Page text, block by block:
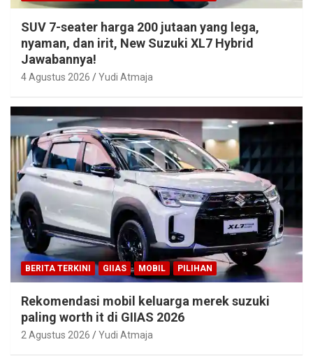
SUV 7-seater harga 200 jutaan yang lega,
nyaman, dan irit, New Suzuki XL7 Hybrid
Jawabannya!
4 Agustus 2026 Yudi Atmaja
BERITA TERKINI GIIAS MOBIL PILIHAN
Rekomendasi mobil keluarga merek suzuki
paling worth it di GIIAS 2026
2 Agustus 2026 Yudi Atmaja